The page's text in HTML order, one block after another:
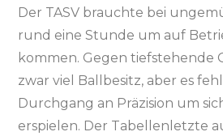
Der TASV brauchte bei
rund eine Stunde um auf
kommen. Gegen tiefstehende
zwar viel Ballbesitz, aber es
Durchgang an Präzision um
erspielen. Der Tabellenletzte